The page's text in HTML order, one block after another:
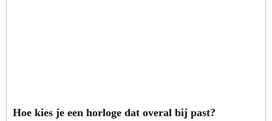
Hoe kies je een horloge dat overal bij past?